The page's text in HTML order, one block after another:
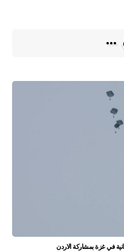
في غزة بمشاركة الاردن